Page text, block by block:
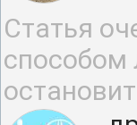
Статья
способом